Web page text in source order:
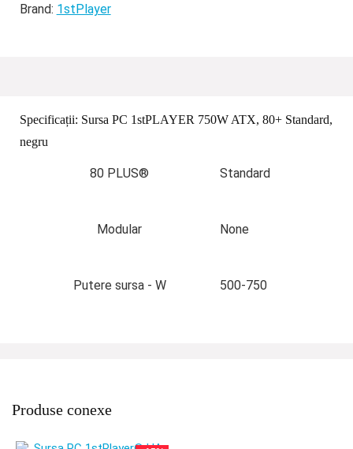
Brand: 1stPlayer
Specificații: Sursa PC 1stPLAYER 750W ATX, 80+ Standard,
negru
80 PLUS® Standard
Modular None
Putere sursa - W 500-750
Produse conexe